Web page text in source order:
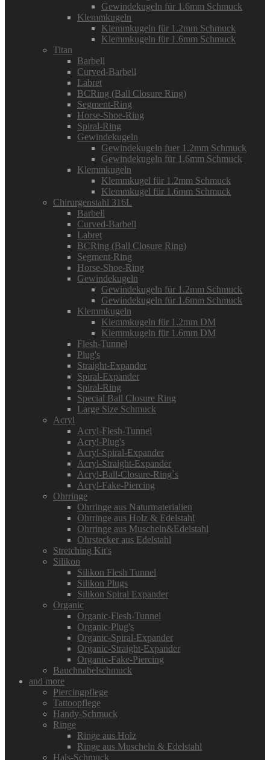
Gewindekugeln für 1.6mm Schmuck
Klemmkugeln
Klemmkugeln für 1.2mm Schmuck
Klemmkugeln für 1.6mm Schmuck
Titan
Barbell
Curved-Barbell
Labret
BCRing (Ball Closure Ring)
Segment-Ring
Horse-Shoe-Ring
Spiral-Ring
Gewindekugeln
Gewindekugeln fuer 1.2mm Schmuck
Gewindekugeln für 1.6mm Schmuck
Klemmkugeln
Klemmkugel für 1.2mm Schmuck
Klemmkugel für 1.6mm Schmuck
Chirurgenstahl 316L
Barbell
Curved-Barbell
Labret
BCRing (Ball Closure Ring)
Segment-Ring
Horse-Shoe-Ring
Gewindekugeln
Gewindekugeln für 1.2mm Schmuck
Gewindekugeln für 1.6mm Schmuck
Klemmkugeln
Klemmkugeln für 1.2mm DM
Klemmkugeln für 1.6mm DM
Flesh-Tunnel
Plug's
Straight-Expander
Spiral-Expander
Spiral-Ring
Special Ball Closure Ring
Large Size Schmuck
Acryl
Acryl-Flesh-Tunnel
Acryl-Plug's
Acryl-Spiral-Expander
Acryl-Straight-Expander
Acryl-Ball-Closure-Ring`s
Acryl-Fake-Piercing
Ohrringe
Ohrringe aus Naturmaterialien
Ohrringe aus Holz & Edelstahl
Ohrringe aus Muscheln&Edelstahl
Ohrstecker aus Edelstahl
Stretching Kit's
Silikon
Silikon Flesh Tunnel
Silikon Plugs
Silikon Spiral Expander
Organic
Organic-Flesh-Tunnel
Organic-Plug's
Organic-Spiral-Expander
Organic-Straight-Expander
Organic-Fake-Piercing
Bauchnabelschmuck
and more
Piercingpflege
Tattoopflege
Handy-Schmuck
Ringe
Ringe aus Holz
Ringe aus Muscheln & Edelstahl
Hals-Schmuck